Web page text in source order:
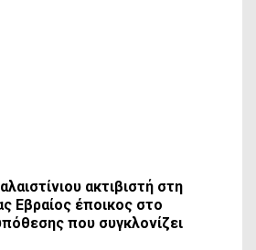
ακτιβιστή στη
Εβραίος έποικος στο
που συγκλονίζει